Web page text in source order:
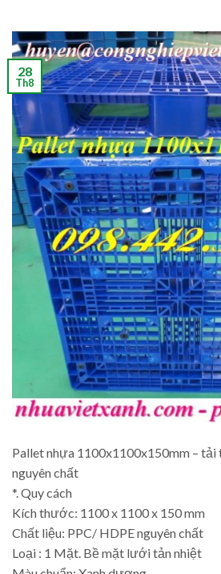
28
Th8
Pallet nhựa 1100x1100x150mm – tải
nguyên chất
*. Quy cách
Kích thước: 1100 x 1100 x 150 mm
Chất liệu: PPC/ HDPE nguyên chất
Loại : 1 Mặt. Bề mặt lưới tản nhiệt